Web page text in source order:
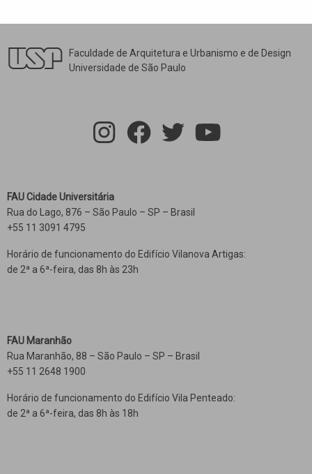
Faculdade de Arquitetura e Urbanismo e de Design
Universidade de São Paulo
FAU Cidade Universitária
Rua do Lago, 876 – São Paulo – SP – Brasil
+55 11 3091 4795
Horário de funcionamento do Edifício Vilanova Artigas:
de 2ª a 6ª-feira, das 8h às 23h
FAU Maranhão
Rua Maranhão, 88 – São Paulo – SP – Brasil
+55 11 2648 1900
Horário de funcionamento do Edifício Vila Penteado:
de 2ª a 6ª-feira, das 8h às 18h